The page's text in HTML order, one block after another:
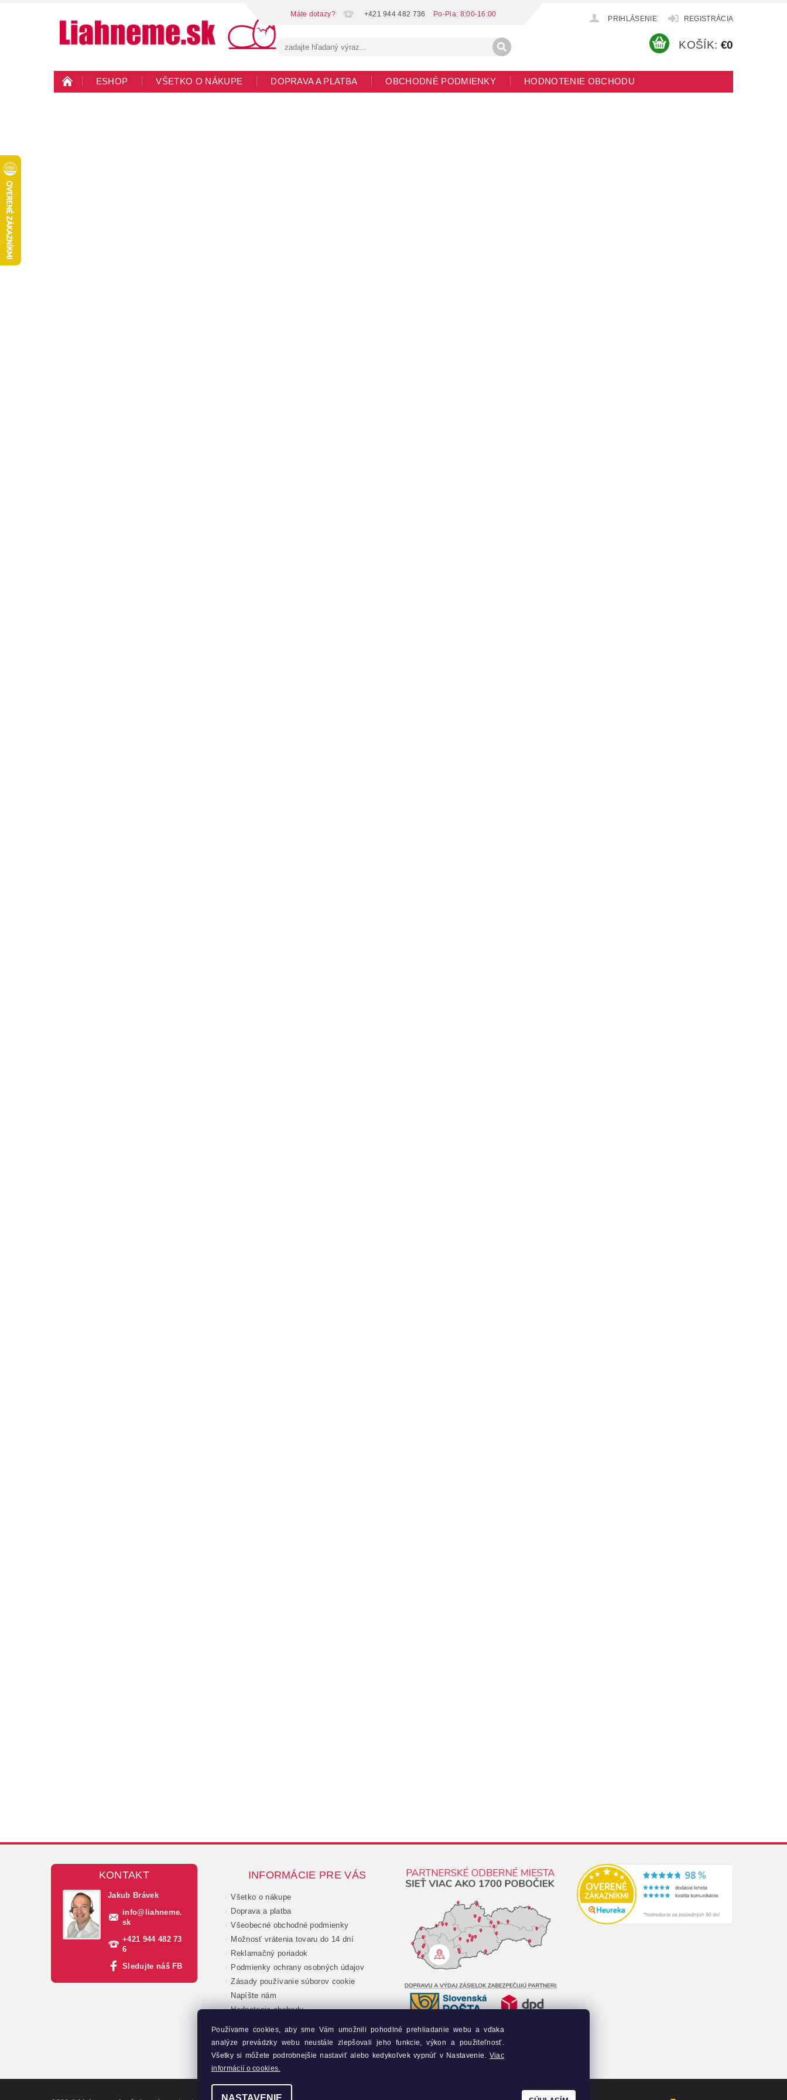
+421 944 482 736
PRIHLÁSENIE REGISTRÁCIA
KOŠÍK: €0
ESHOP VŠETKO O NÁKUPE DOPRAVA A PLATBA OBCHODNÉ PODMIENKY HODNOTENIE OBCHODU
KONTAKT
Jakub Brávek
info@ liahneme.
sk
+421 944 482 73
6
Sledujte náš FB
INFORMÁCIE PRE VÁS
Všetko o nákupe
Doprava a platba
Všeobecné obchodné podmienky
Možnosť vrátenia tovaru do 14 dní
Reklamačný poriadok
Podmienky ochrany osobných údajov
Zásady používanie súborov cookie
Napíšte nám
Hodnotenie obchodu
Moja objednávka
Kontakty
Používame cookies, aby sme Vám umožnili pohodlné prehliadanie webu a vďaka
analýze prevádzky webu neustále zlepšovali jeho funkcie, výkon a použiteľnosť.
Všetky si môžete podrobnejšie nastaviť alebo kedykoľvek vypnúť v Nastavenie. Viac
informácií o cookies.
NASTAVENIE